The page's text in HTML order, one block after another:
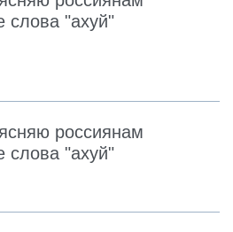
слова "ахуй"
россиянам
слова "ахуй"